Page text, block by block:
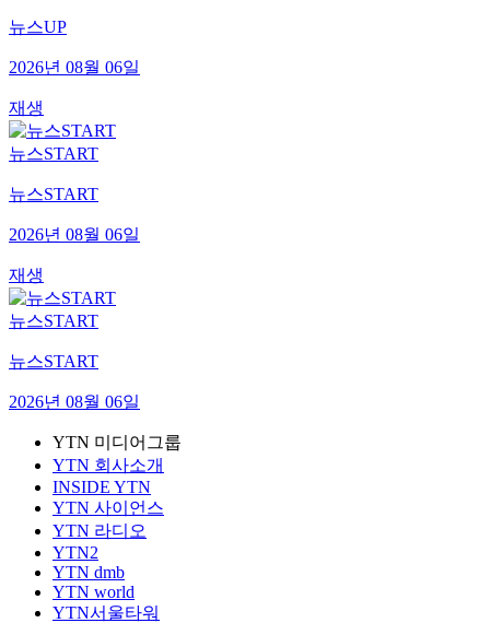
뉴스UP
2026년 08월 06일
재생
뉴스START
뉴스START
2026년 08월 06일
재생
뉴스START
뉴스START
2026년 08월 06일
YTN 미디어그룹
YTN 회사소개
INSIDE YTN
YTN 사이언스
YTN 라디오
YTN2
YTN dmb
YTN world
YTN서울타워